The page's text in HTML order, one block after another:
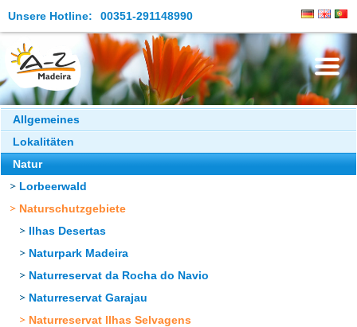
Unsere Hotline: 00351-291148990
Die Insel
Madeira Erleben
Aktuelles
Reiseangebote
Kontakt
Allgemeines
Lokalitäten
Natur
Lorbeerwald
Naturschutzgebiete
Ilhas Desertas
Naturpark Madeira
Naturreservat da Rocha do Navio
Naturreservat Garajau
Naturreservat Ilhas Selvagens